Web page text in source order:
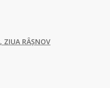
ZIUA RÂȘNOV